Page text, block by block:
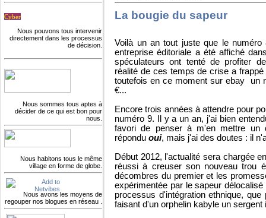
Cyber
Nous pouvons tous intervenir
directement dans les processus
de décision.
Nous sommes tous aptes à
décider de ce qui est bon pour
nous.
Nous habitons tous le même
village en forme de globe.
Nous avons les moyens de
regouper nos blogues en réseau .
La bougie du sapeur
Voilà un an tout juste que le
entreprise éditoriale a été affiché
spéculateurs ont tenté de profiter
réalité de ces temps de crise a
toutefois en ce moment sur ebay un
€...
Encore trois années à attendre pour
numéro 9. Il y a un an, j'ai bien
favori de penser à m'en mettre
réponduoui, mais j'ai des doutes : il
Début 2012, l'actualité sera chargée
réussi à creuser son nouveau trou
décombres du premier et les
expérimentée par le sapeur
processus d'intégration ethnique,
faisant d'un orphelin kabyle un